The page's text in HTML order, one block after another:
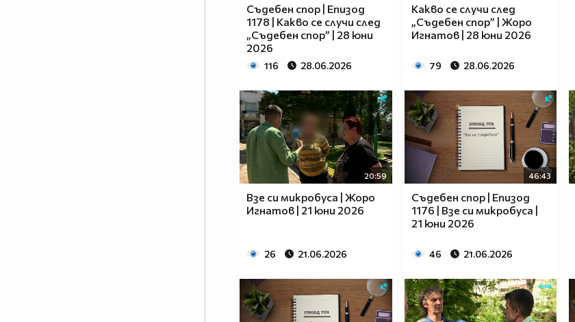
Съдебен спор | Епизод
1178 | Какво се случи след
„Съдебен спор” | 28 юни
2026
116 28.06.2026
Какво се случи след
„Съдебен спор” | Жоро
Игнатов | 28 юни 2026
79 28.06.2026
20:59
Взе си микробуса | Жоро
Игнатов | 21 юни 2026
26 21.06.2026
46:43
Съдебен спор | Епизод
1176 | Взе си микробуса |
21 юни 2026
46 21.06.2026